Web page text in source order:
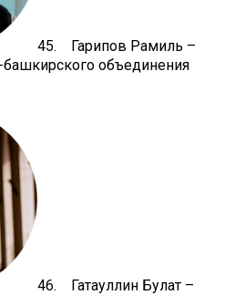
45. Гарипов Рамиль –
башкирского объединения
46. Гатауллин Булат –